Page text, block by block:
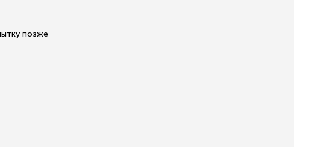
позже